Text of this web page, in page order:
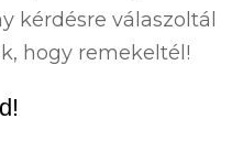
kérdésre válaszoltál
hogy remekeltél!